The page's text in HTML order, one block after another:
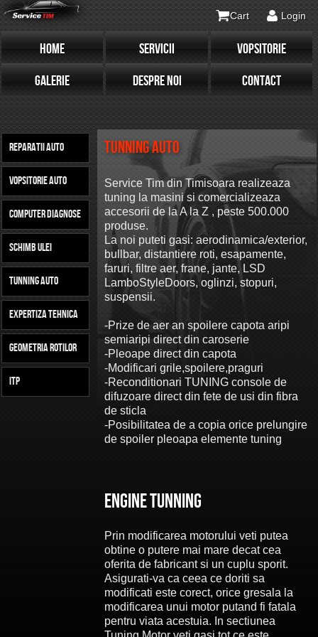
Cart Login
HOME SERVICII
VOPSITORIE
GALERIE
DESPRE NOI CONTACT
Reparatii Auto
Vopsitorie Auto
Computer Diagnose
Schimb Ulei
Tunning Auto
Expertiza Tehnica
Geometria Rotilor
ITP
Tunning Auto
Service Tim din Timisoara realizeaza
tuning la masini si comercializeaza
accesorii de la A la Z , peste 500.000
produse.
La noi puteti gasi: aerodinamica/exterior,
bullbar, distantiere roti, esapamente,
faruri, filtre aer, frane, jante, LSD
LamboStyleDoors, oglinzi, stopuri,
suspensii.
-Prize de aer an spoilere capota aripi
semiaripi direct din caroserie
-Pleoape direct din capota
-Modificari grile,spoilere,praguri
-Reconditionari TUNING console de
difuzoare direct din fete de usi din fibra
de sticla
-Posibilitatea de a copia orice prelungire
de spoiler pleoapa elemente tuning
ENGINE TUNNING
Prin modificarea motorului veti putea
obtine o putere mai mare decat cea
oferita de fabricant si un cuplu sporit.
Asigurati-va ca ceea ce doriti sa
modificati este corect, orice gresala la
modificarea unui motor putand fi fatala
pentru viata acestuia. In sectiunea